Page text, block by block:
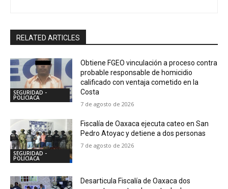
RELATED ARTICLES
SEGURIDAD -
POLICIACA
Obtiene FGEO vinculación a proceso contra
probable responsable de homicidio
calificado con ventaja cometido en la
Costa
7 de agosto de 2026
SEGURIDAD -
POLICIACA
Fiscalía de Oaxaca ejecuta cateo en San
Pedro Atoyac y detiene a dos personas
7 de agosto de 2026
Desarticula Fiscalía de Oaxaca dos